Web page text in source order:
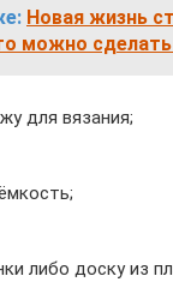
Новая жизнь
можно
для вязания;
либо доску из